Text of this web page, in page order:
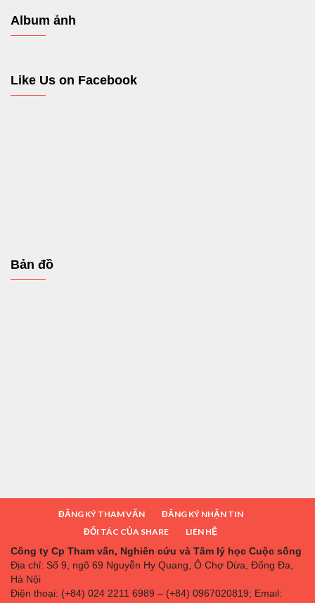
Album ảnh
Like Us on Facebook
Bản đồ
ĐĂNG KÝ THAM VẤN
ĐĂNG KÝ NHẬN TIN
ĐỐI TÁC CỦA SHARE
LIÊN HỆ
Công ty Cp Tham vấn, Nghiên cứu và Tâm lý học Cuộc sống
Địa chỉ: Số 9, ngõ 69 Nguyễn Hy Quang, Ô Chợ Dừa, Đống Đa,
Hà Nội
Điện thoại: (+84) 024 2211 6989 – (+84) 0967020819; Email: